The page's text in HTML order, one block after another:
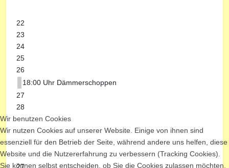
22
23
24
25
26
18:00 Uhr Dämmerschoppen
27
28
Wir benutzen Cookies
Wir nutzen Cookies auf unserer Website. Einige von ihnen sind
essenziell für den Betrieb der Seite, während andere uns helfen, diese
Website und die Nutzererfahrung zu verbessern (Tracking Cookies).
Sie können selbst entscheiden, ob Sie die Cookies zulassen möchten.